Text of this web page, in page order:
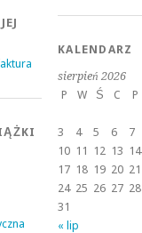
KALENDARZ
sierpień 2026
P
W Ś C P
3
4 5 6 7
10 11 12 13 14
17 18 19 20 21
24 25 26 27 28
31
« lip